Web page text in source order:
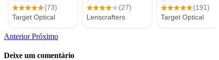
AnteriorPróximo
Deixe um comentário